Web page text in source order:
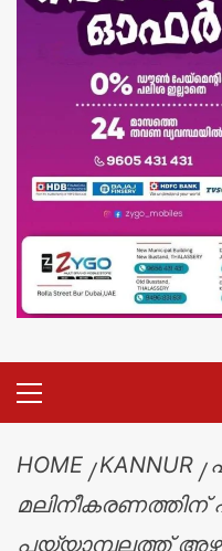
HOME KANNUR
മലിനീകരണത്തിന്
പയ്യാമ്പലത്ത്